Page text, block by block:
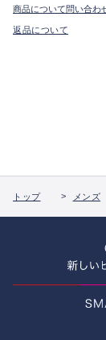
商品について問い合わ
返品について
トップ メンズ